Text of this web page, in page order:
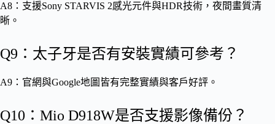
A8：支援Sony STARVIS 2感光元件與HDR技術，夜間畫質清
晰。
Q9：太子牙是否有安裝實績可參考？
A9：官網與Google地圖皆有完整實績與客戶好評。
Q10：Mio D918W是否支援影像備份？